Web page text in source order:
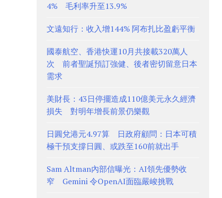
4% 毛利率升至13.9%
文遠知行：收入增144% 阿布扎比盈虧平衡
國泰航空、香港快運10月共接載320萬人
次 前者聖誕預訂強健、後者密切留意日本
需求
美財長：43日停擺造成110億美元永久經濟
損失 對明年增長前景仍樂觀
日圓兌港元4.97算 日政府顧問：日本可積
極干預支撐日圓、或跌至160前就出手
Sam Altman內部信曝光：AI領先優勢收
窄 Gemini 令OpenAI面臨嚴峻挑戰